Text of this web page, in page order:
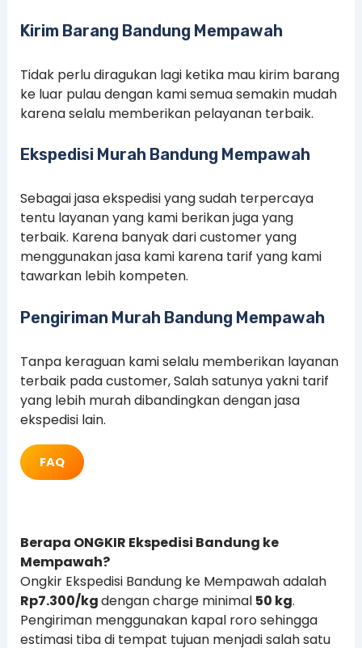
Kirim Barang Bandung Mempawah
Tidak perlu diragukan lagi ketika mau kirim barang
ke luar pulau dengan kami semua semakin mudah
karena selalu memberikan pelayanan terbaik.
Ekspedisi Murah Bandung Mempawah
Sebagai jasa ekspedisi yang sudah terpercaya
tentu layanan yang kami berikan juga yang
terbaik. Karena banyak dari customer yang
menggunakan jasa kami karena tarif yang kami
tawarkan lebih kompeten.
Pengiriman Murah Bandung Mempawah
Tanpa keraguan kami selalu memberikan layanan
terbaik pada customer, Salah satunya yakni tarif
yang lebih murah dibandingkan dengan jasa
ekspedisi lain.
FAQ
Berapa ONGKIR Ekspedisi Bandung ke
Mempawah?
Ongkir Ekspedisi Bandung ke Mempawah adalah
Rp7.300/kgdengan charge minimal 50 kg.
Pengiriman menggunakan kapal roro sehingga
estimasi tiba di tempat tujuan menjadi salah satu